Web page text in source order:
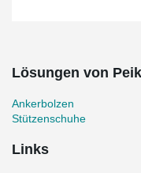
Lösungen von
Ankerbolzen
Stützenschuhe
Links